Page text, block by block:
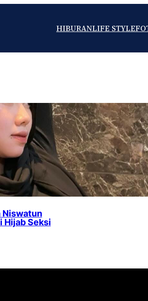
HIBURANLIFE STYLE
Niswatun
Hijab Seksi